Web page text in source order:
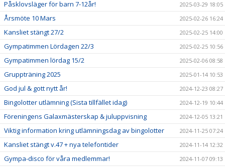
Påsklovsläger för barn 7-12år! 2025-03-29 18:05
Årsmöte 10 Mars 2025-02-26 16:24
Kansliet stängt 27/2 2025-02-25 14:00
Gympatimmen Lördagen 22/3 2025-02-25 10:56
Gympatimmen lördag 15/2 2025-02-06 08:58
Gruppträning 2025 2025-01-14 10:53
God jul & gott nytt år! 2024-12-23 08:27
Bingolotter utlämning (Sista tillfället idag) 2024-12-19 10:44
Föreningens Galaxmästerskap & juluppvisning 2024-12-05 13:21
Viktig information kring utlämningsdag av bingolotter 2024-11-25 07:24
Kansliet stängt v.47 + nya telefontider 2024-11-14 12:32
Gympa-disco för våra medlemmar! 2024-11-07 09:13